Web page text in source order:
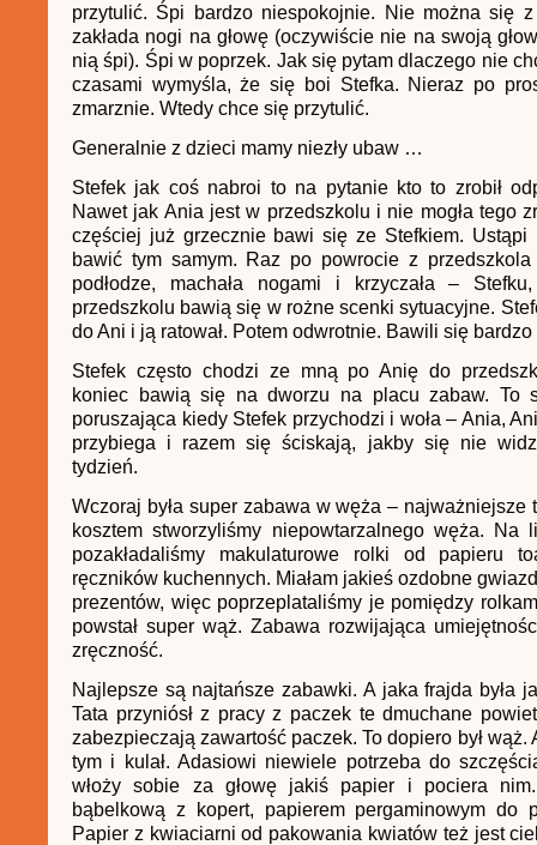
przytulić. Śpi bardzo niespokojnie. Nie można się
zakłada nogi na głowę (oczywiście nie na swoją
nią śpi). Śpi w poprzek. Jak się pytam dlaczego nie
czasami wymyśla, że się boi Stefka. Nieraz po
zmarznie. Wtedy chce się przytulić.
Generalnie z dzieci mamy niezły ubaw …
Stefek jak coś nabroi to na pytanie kto to zrobił
Nawet jak Ania jest w przedszkolu i nie mogła tego
częściej już grzecznie bawi się ze Stefkiem.
bawić tym samym. Raz po powrocie z przedszkola
podłodze, machała nogami i krzyczała –
przedszkolu bawią się w rożne scenki sytuacyjne.
do Ani i ją ratował. Potem odwrotnie. Bawili się
Stefek często chodzi ze mną po Anię do
koniec bawią się na dworzu na placu zabaw. To
poruszająca kiedy Stefek przychodzi i woła – Ania,
przybiega i razem się ściskają, jakby się nie
tydzień.
Wczoraj była super zabawa w węża – najważniejsze
kosztem stworzyliśmy niepowtarzalnego węża. Na
pozakładaliśmy makulaturowe rolki od papieru
ręczników kuchennych. Miałam jakieś ozdobne
prezentów, więc poprzeplataliśmy je pomiędzy
powstał super wąż. Zabawa rozwijająca
zręczność.
Najlepsze są najtańsze zabawki. A jaka frajda była
Tata przyniósł z pracy z paczek te dmuchane
zabezpieczają zawartość paczek. To dopiero był wąż.
tym i kulał. Adasiowi niewiele potrzeba do
włoży sobie za głowę jakiś papier i pociera
bąbelkową z kopert, papierem pergaminowym do
Papier z kwiaciarni od pakowania kwiatów też jest